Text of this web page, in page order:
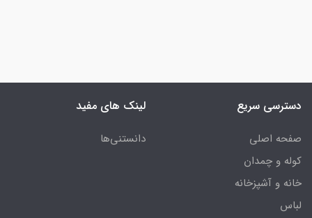
دسترسی سریع
صفحه اصلی
کوله و چمدان
خانه و آشپزخانه
لباس
لینک های مفید
دانستنی‌ها